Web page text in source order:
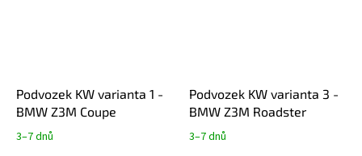
Podvozek KW varianta 1 -
BMW Z3M Coupe
3–7 dnů
Podvozek KW varianta 3 -
BMW Z3M Roadster
3–7 dnů